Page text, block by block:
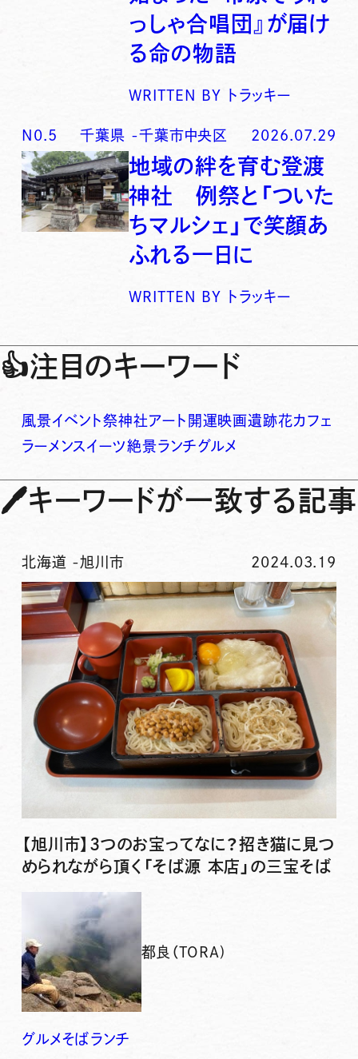
っしゃ合唱団』が届け
る命の物語
WRITTEN BY トラッキー
N0. 5 千葉県 -千葉市中央区 2026.07.29
地域の絆を育む登渡
神社 例祭と「ついた
ちマルシェ」で笑顔あ
ふれる一日に
WRITTEN BY トラッキー
👍注目のキーワード
風景イベント祭神社アート 開運映画遺跡花カフェ
ラーメンスイーツ絶景ランチグルメ
🖊キーワードが一致する記事
北海道 -旭川市 2024.03.19
【旭川市】3つのお宝ってなに？招き猫に見つ
められながら頂く「そば源 本店」の三宝そば
都良（TORA)
グルメそばランチ